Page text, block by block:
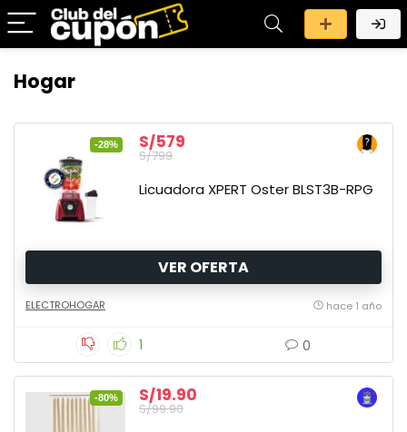
Hogar
-28% S/579
S/799
Licuadora XPERT Oster BLST3B-RPG
VER OFERTA
ELECTROHOGAR hace 1 año
1 0
-80% S/19.90
S/99.90